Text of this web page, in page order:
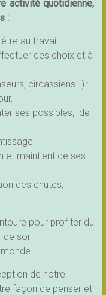
activité quotidienne,
:
au travail,
des choix et à
circassiens…) :
ses possibles, de
et maintient de ses
des chutes,
pour profiter du
de soi
de notre
façon de penser et